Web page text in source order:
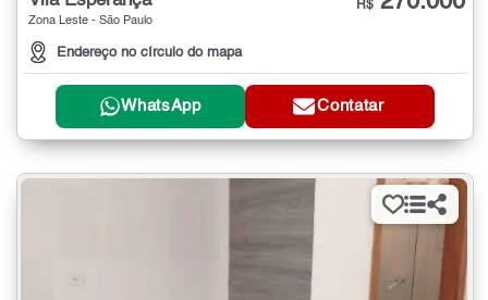
Zona Leste - São Paulo
Endereço no círculo do mapa
R$
WhatsApp Contatar